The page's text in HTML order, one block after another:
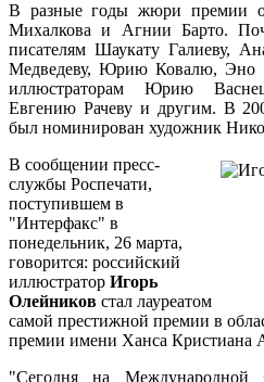
В разные годы жюри премии
Михалкова и Агнии Барто.
писателям Шаукату Галиеву,
Медведеву, Юрию Ковалю, Эно
иллюстраторам Юрию
Евгению Рачеву и другим. В
был номинирован художник
В сообщении пресс-
службы Роспечати,
поступившем в
"Интерфакс" в
понедельник, 26 марта,
говорится: российский
иллюстратор Игорь
Олейников стал лауреатом
самой престижной премии в
премии имени Ханса Кристиана
"Сегодня на Международной